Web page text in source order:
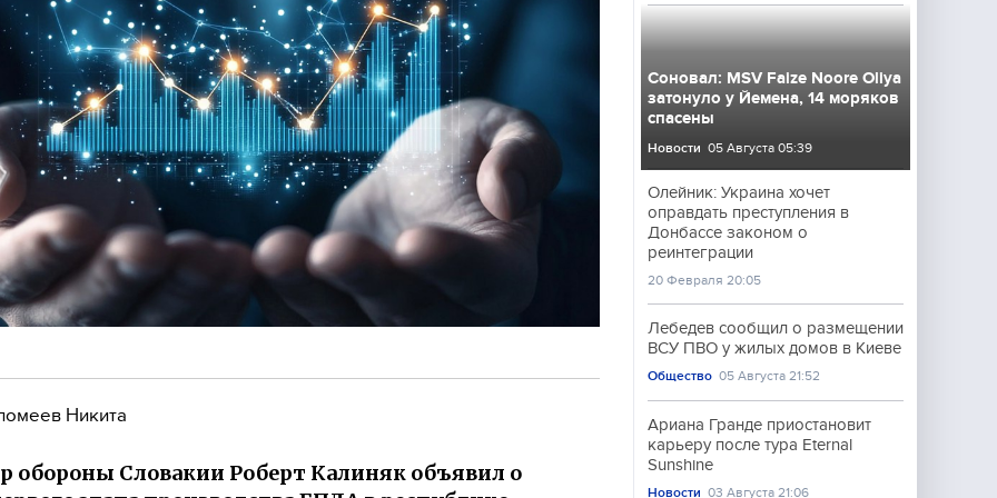
Никита
обороны Словакии Роберт Калиняк объявил о
Соновал: MSV Faize Noore Oliya
затонуло у Йемена, 14 моряков
спасены
Новости 05 Августа 05:39
Олейник: Украина хочет
оправдать преступления в
Донбассе законом о
реинтеграции
20 Февраля 20:05
Лебедев сообщил о размещении
ВСУ ПВО у жилых домов в Киеве
Общество 05 Августа 21:52
Ариана Гранде приостановит
карьеру после тура Eternal
Sunshine
Новости 03 Августа 21:06